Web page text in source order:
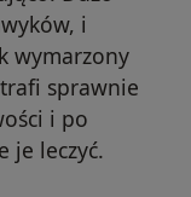
i
wymarzony
sprawnie
i po
je leczyć.